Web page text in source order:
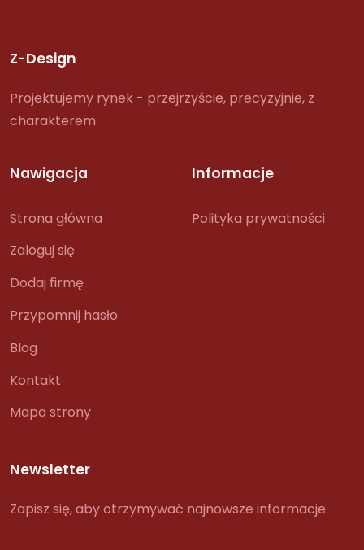
Z-Design
Projektujemy rynek - przejrzyście, precyzyjnie, z
charakterem.
Nawigacja
Strona główna
Zaloguj się
Dodaj firmę
Przypomnij hasło
Blog
Kontakt
Mapa strony
Informacje
Polityka prywatności
Newsletter
Zapisz się, aby otrzymywać najnowsze informacje.